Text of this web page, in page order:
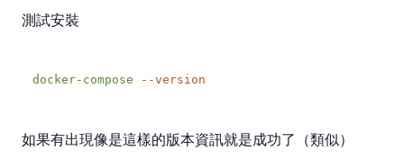
測試安裝
docker-compose
如果有出現像是這樣的版本資訊就是成功了（類似）